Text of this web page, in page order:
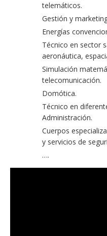
telemáticos.
Gestión y
Energías
Técnico en sector
aeronáutica,
Simulación
telecomunicación.
Domótica.
Técnico en
Administración.
Cuerpos
y servicios de
….